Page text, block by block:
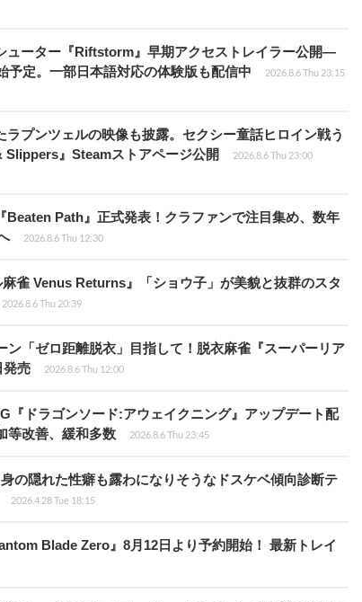
ューター『Riftstorm』早期アクセストレイラー公開―
予定。一部日本語対応の体験版も配信中
2026.8.6 Thu 23:15
プンツェルの映像も披露。セクシー童話ヒロイン戦う
』Steamストアページ公開
2026.8.6 Thu 23:00
Beaten Path』正式発表！クラファンで注目集め、数年
2026.8.6 Thu 12:30
雀 Venus Returns』「ショウ子」が美貌と抜群のスタ
2026.8.6 Thu 20:39
「ゼロ距離脱衣」目指して！脱衣麻雀『スーパーリア
発売
2026.8.6 Thu 12:00
『ドラゴンソード:アウェイクニング』アップデート配
等改善、緩和多数
2026.8.6 Thu 23:45
の隠れた性癖も露わになりそうなドスケベ傾向診断テ
2026.4.28 Tue 18:15
Blade Zero』8月12日より予約開始！ 最新トレイ